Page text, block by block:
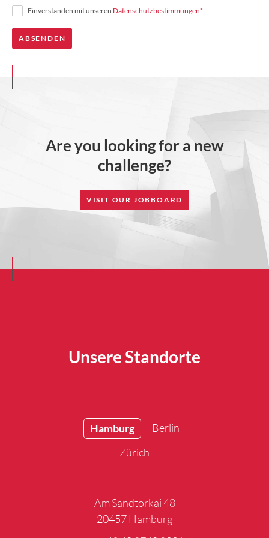
Einverstanden mit unseren Datenschutzbestimmungen*
Are you looking for a new
challenge?
VISIT OUR JOBBOARD
Unsere Standorte
Hamburg
Berlin
Zürich
Am Sandtorkai 48
20457 Hamburg